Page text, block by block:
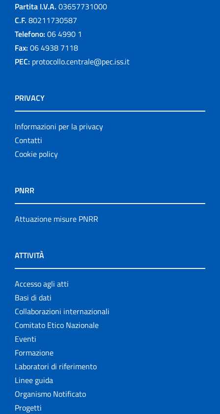
Partita I.V.A. 03657731000
C.F. 80211730587
Telefono: 06 4990 1
Fax: 06 4938 7118
PEC: protocollo.centrale@pec.iss.it
PRIVACY
Informazioni per la privacy
Contatti
Cookie policy
PNRR
Attuazione misure PNRR
ATTIVITÀ
Accesso agli atti
Basi di dati
Collaborazioni internazionali
Comitato Etico Nazionale
Eventi
Formazione
Laboratori di riferimento
Linee guida
Organismo Notificato
Progetti